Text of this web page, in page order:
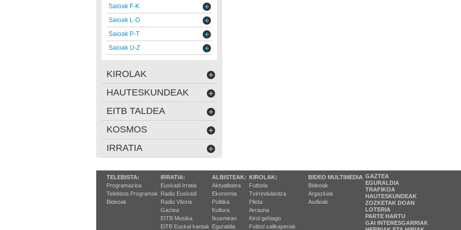
Saioak F-K
Saioak L-O
Saioak P-T
Saioak U-Z
KIROLAK
HAUTESKUNDEAK
EITB TALDEA
KOSMOS
IRRATIA
TELEBISTA:
Programazioa
Telebista Programak
Bideoak
IRRATIA:
Euskadi Irratia
Radio Euskadi
Radio Vitoria
Gaztea
EITB Musika
EiTB Euskal kantak
ALBISTEAK:
Aktualitatea
Ekonomia
Politika
Kultura
Ikusmiran
Eguraldia
KIROLAK:
Futbola
Txirrindularitza
Pilota
Arrauna
Kirol gehiago
Futbol sailkapenak
BIDEO MULTIMEDIA
Bideoak
Argazkiak
Audioak
GAZTEA
EGURALDIA
TRAFIKOA
HAUTESKUNDEAK
ZOZKETAK DOAN
LOTERIA
PARTE HARTU
GAI INTERESGARRIAK